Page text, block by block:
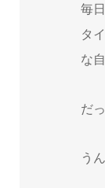
毎
タ
な
だ
う